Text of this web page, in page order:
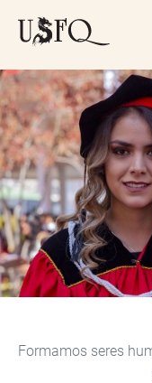
Previous
Formamos seres